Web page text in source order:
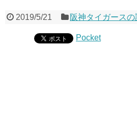
2019/5/21 阪神タイガース
Pocket